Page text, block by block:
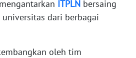
ITPLN bersaing
dari berbagai
oleh tim